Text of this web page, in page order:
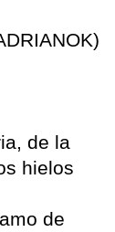
de la
hielos
de